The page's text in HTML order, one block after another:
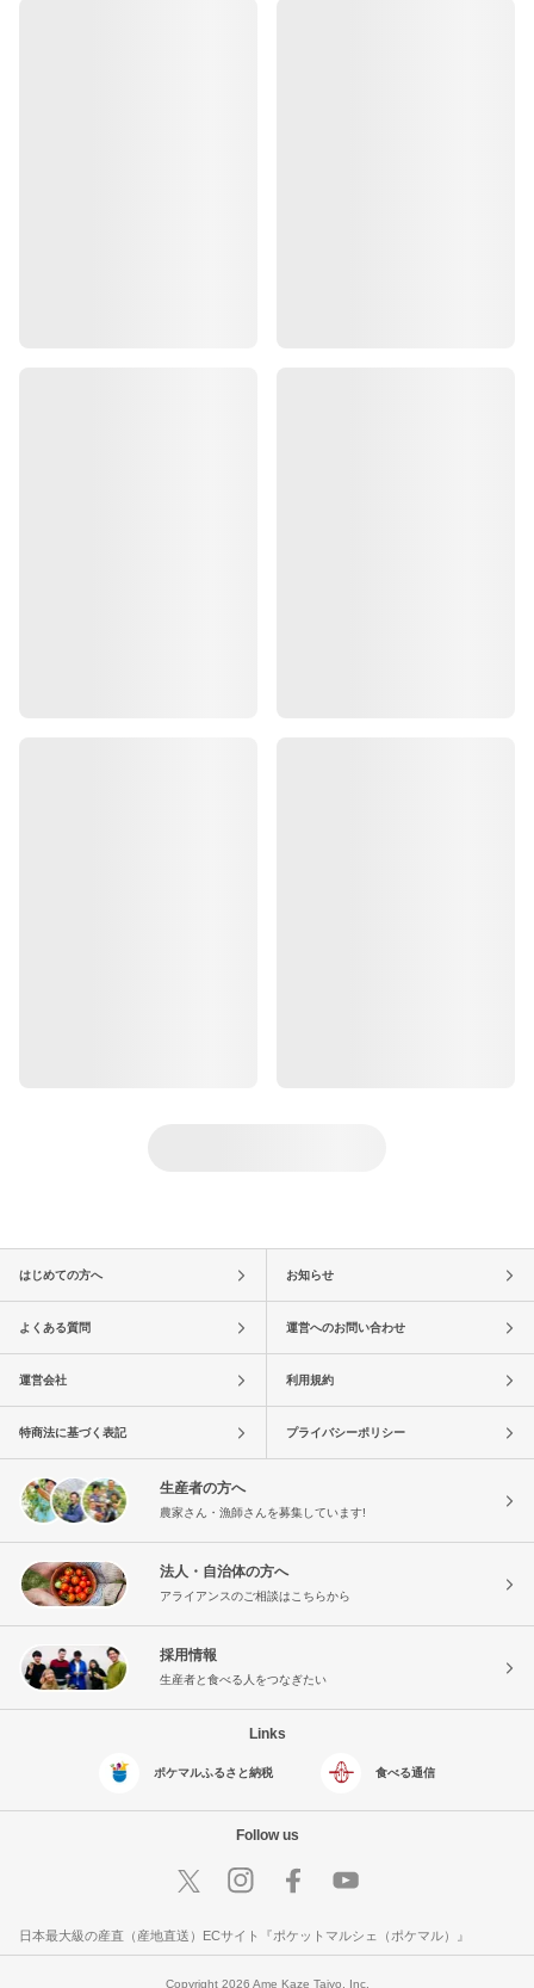
はじめての方へ お知らせ
よくある質問 運営へのお問い合わせ
運営会社 利用規約
特商法に基づく表記 プライバシーポリシー
生産者の方へ
農家さん・漁師さんを募集しています!
法人・自治体の方へ
アライアンスのご相談はこちらから
採用情報
生産者と食べる人をつなぎたい
Links
ポケマルふるさと納税 食べる通信
Follow us
日本最大級の産直（産地直送）ECサイト『ポケットマルシェ（ポケマル）』
Copyright 2026 Ame Kaze Taiyo, Inc.